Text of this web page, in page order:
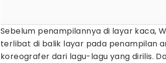
Sebelum penampilannya di layar kaca,
terlibat di balik layar pada penampilan
koreografer dari lagu-lagu yang dirilis.